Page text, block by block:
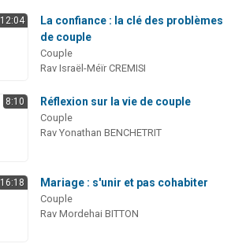
12:04
La confiance : la clé des problèmes
de couple
Couple
Rav Israël-Méïr CREMISI
8:10 Réflexion sur la vie de couple
Couple
Rav Yonathan BENCHETRIT
16:18 Mariage : s'unir et pas cohabiter
Couple
Rav Mordehai BITTON